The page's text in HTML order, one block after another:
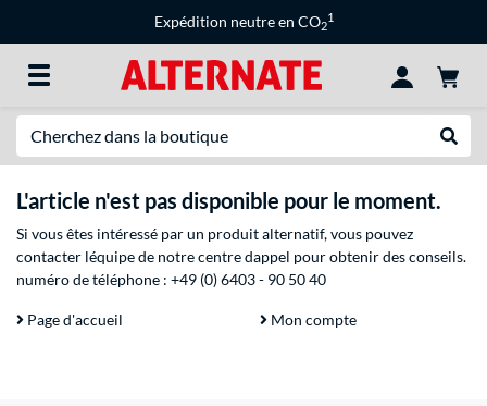
Expédition neutre en CO2
1
L'article n'est pas disponible pour le moment.
Si vous êtes intéressé par un produit alternatif, vous pouvez
contacter léquipe de notre centre dappel pour obtenir des conseils.
numéro de téléphone : +49 (0) 6403 - 90 50 40
Page d'accueil Mon compte